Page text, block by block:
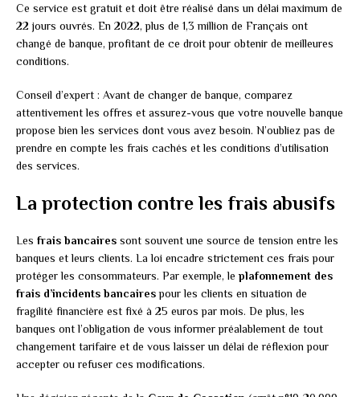
Ce service est gratuit et doit être réalisé dans un délai maximum de
22 jours ouvrés. En 2022, plus de 1,3 million de Français ont
changé de banque, profitant de ce droit pour obtenir de meilleures
conditions.
Conseil d’expert : Avant de changer de banque, comparez
attentivement les offres et assurez-vous que votre nouvelle banque
propose bien les services dont vous avez besoin. N’oubliez pas de
prendre en compte les frais cachés et les conditions d’utilisation
des services.
La protection contre les frais abusifs
Les frais bancaires sont souvent une source de tension entre les
banques et leurs clients. La loi encadre strictement ces frais pour
protéger les consommateurs. Par exemple, le plafonnement des
frais d’incidents bancairespour les clients en situation de
fragilité financière est fixé à 25 euros par mois. De plus, les
banques ont l’obligation de vous informer préalablement de tout
changement tarifaire et de vous laisser un délai de réflexion pour
accepter ou refuser ces modifications.